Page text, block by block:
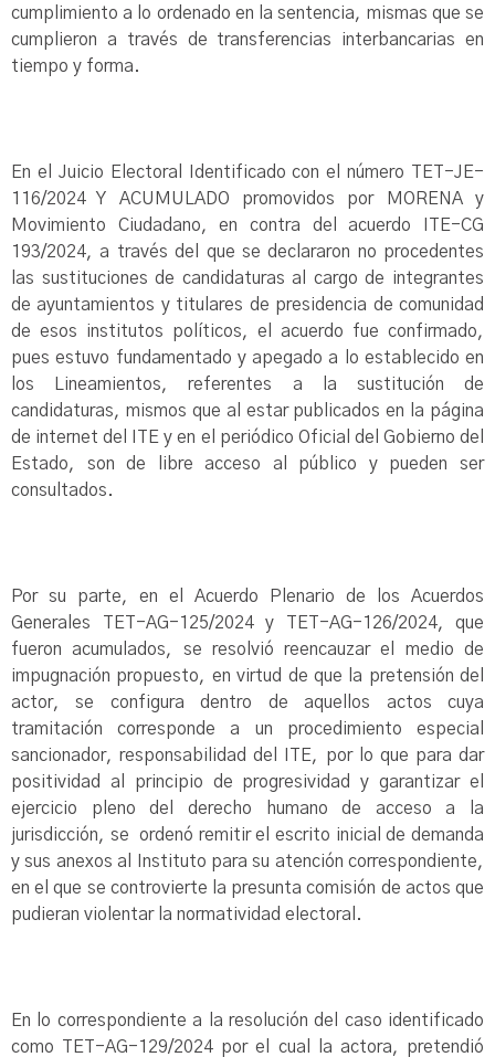
cumplimiento a lo ordenado en la sentencia, mismas que se
cumplieron a través de transferencias interbancarias en
tiempo y forma.
En el Juicio Electoral Identificado con el número TET-JE-
116/2024 Y ACUMULADO promovidos por MORENA y
Movimiento Ciudadano, en contra del acuerdo ITE-CG
193/2024, a través del que se declararon no procedentes
las sustituciones de candidaturas al cargo de integrantes
de ayuntamientos y titulares de presidencia de comunidad
de esos institutos políticos, el acuerdo fue confirmado,
pues estuvo fundamentado y apegado a lo establecido en
los Lineamientos, referentes a la sustitución de
candidaturas, mismos que al estar publicados en la página
de internet del ITE y en el periódico Oficial del Gobierno del
Estado, son de libre acceso al público y pueden ser
consultados.
Por su parte, en el Acuerdo Plenario de los Acuerdos
Generales TET-AG-125/2024 y TET-AG-126/2024, que
fueron acumulados, se resolvió reencauzar el medio de
impugnación propuesto, en virtud de que la pretensión del
actor, se configura dentro de aquellos actos cuya
tramitación corresponde a un procedimiento especial
sancionador, responsabilidad del ITE, por lo que para dar
positividad al principio de progresividad y garantizar el
ejercicio pleno del derecho humano de acceso a la
jurisdicción, se ordenó remitir el escrito inicial de demanda
y sus anexos al Instituto para su atención correspondiente,
en el que se controvierte la presunta comisión de actos que
pudieran violentar la normatividad electoral.
En lo correspondiente a la resolución del caso identificado
como TET-AG-129/2024 por el cual la actora, pretendió